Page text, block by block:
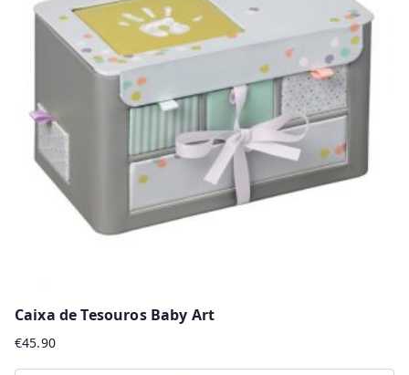
Caixa de Tesouros Baby Art
€45.90